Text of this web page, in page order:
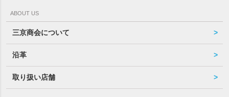
ABOUT US
三京商会について
沿革
取り扱い店舗